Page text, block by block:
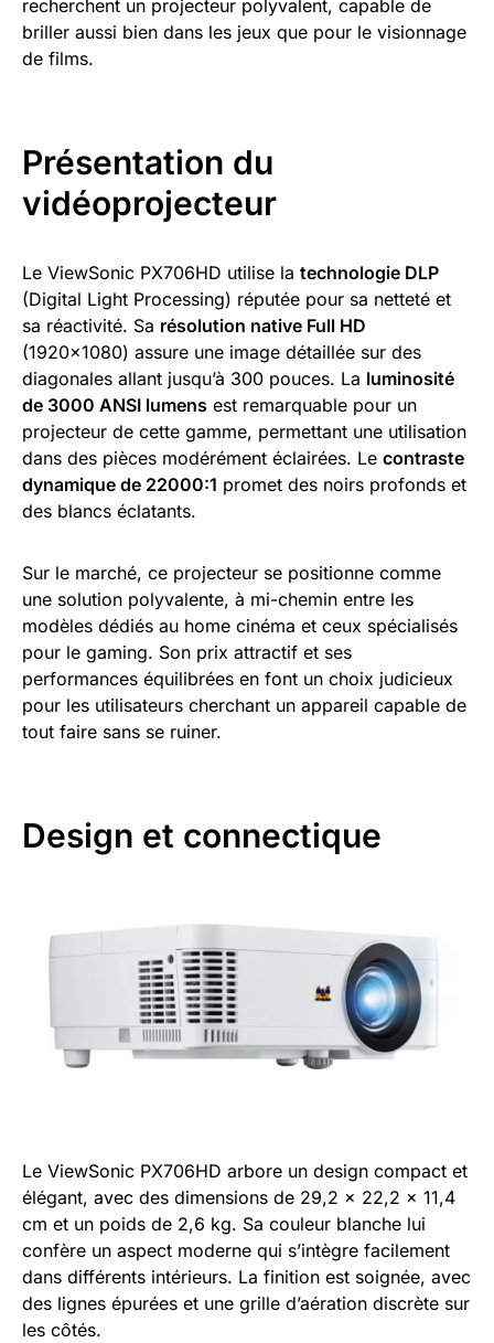
recherchent un projecteur polyvalent, capable de
briller aussi bien dans les jeux que pour le visionnage
de films.
Présentation du
vidéoprojecteur
Le ViewSonic PX706HD utilise la technologie DLP
(Digital Light Processing) réputée pour sa netteté et
sa réactivité. Sa résolution native Full HD
(1920×1080) assure une image détaillée sur des
diagonales allant jusqu’à 300 pouces. La luminosité
de 3000 ANSI lumens est remarquable pour un
projecteur de cette gamme, permettant une utilisation
dans des pièces modérément éclairées. Le contraste
dynamique de 22000:1 promet des noirs profonds et
des blancs éclatants.
Sur le marché, ce projecteur se positionne comme
une solution polyvalente, à mi-chemin entre les
modèles dédiés au home cinéma et ceux spécialisés
pour le gaming. Son prix attractif et ses
performances équilibrées en font un choix judicieux
pour les utilisateurs cherchant un appareil capable de
tout faire sans se ruiner.
Design et connectique
Le ViewSonic PX706HD arbore un design compact et
élégant, avec des dimensions de 29,2 x 22,2 x 11,4
cm et un poids de 2,6 kg. Sa couleur blanche lui
confère un aspect moderne qui s’intègre facilement
dans différents intérieurs. La finition est soignée, avec
des lignes épurées et une grille d’aération discrète sur
les côtés.